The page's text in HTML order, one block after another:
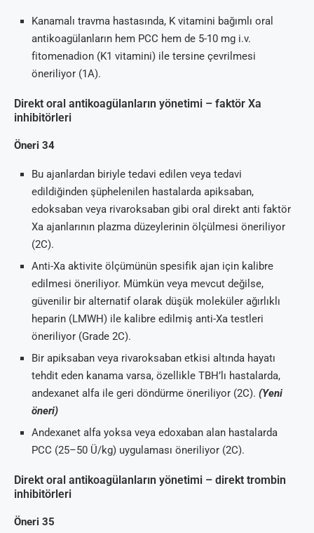
Kanamalı travma hastasında, K vitamini bağımlı oral
antikoagülanların hem PCC hem de 5-10 mg i.v.
fitomenadion (K1 vitamini) ile tersine çevrilmesi
öneriliyor (1A).
Direkt oral antikoagülanların yönetimi – faktör Xa
inhibitörleri
Öneri 34
Bu ajanlardan biriyle tedavi edilen veya tedavi
edildiğinden şüphelenilen hastalarda apiksaban,
edoksaban veya rivaroksaban gibi oral direkt anti faktör
Xa ajanlarının plazma düzeylerinin ölçülmesi öneriliyor
(2C).
Anti-Xa aktivite ölçümünün spesifik ajan için kalibre
edilmesi öneriliyor. Mümkün veya mevcut değilse,
güvenilir bir alternatif olarak düşük moleküler ağırlıklı
heparin (LMWH) ile kalibre edilmiş anti-Xa testleri
öneriliyor (Grade 2C).
Bir apiksaban veya rivaroksaban etkisi altında hayatı
tehdit eden kanama varsa, özellikle TBH’lı hastalarda,
andexanet alfa ile geri döndürme öneriliyor (2C). (Yeni
öneri)
Andexanet alfa yoksa veya edoxaban alan hastalarda
PCC (25–50 Ü/kg) uygulaması öneriliyor (2C).
Direkt oral antikoagülanların yönetimi – direkt trombin
inhibitörleri
Öneri 35